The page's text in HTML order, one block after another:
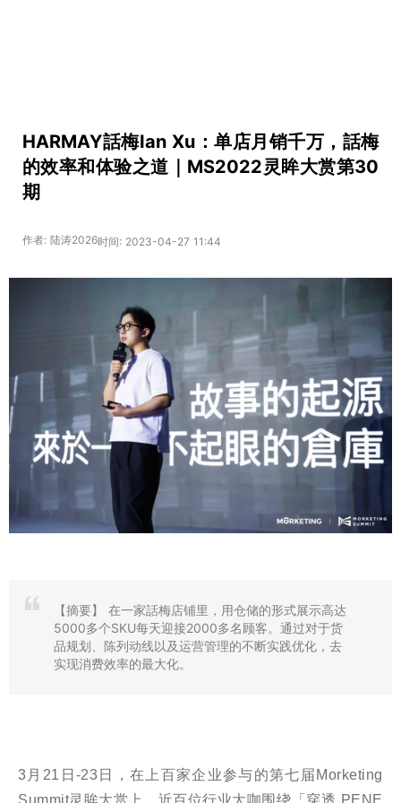
HARMAY話梅Ian Xu：单店月销千万，話梅
的效率和体验之道｜MS2022灵眸大赏第30
期
作者: 陆涛2026时间: 2023-04-27 11:44
【摘要】
在一家話梅店铺里，用仓储的形式展示高达
5000多个SKU每天迎接2000多名顾客。通过对于货
品规划、陈列动线以及运营管理的不断实践优化，去
实现消费效率的最大化。
3月21日-23日，在上百家企业参与的第七届Morketing